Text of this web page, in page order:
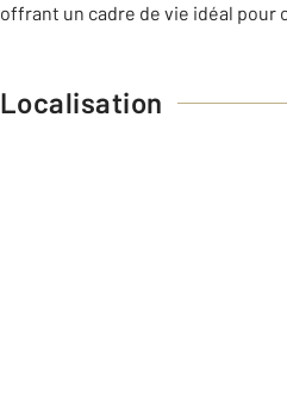
offrant un cadre de vie idéal
Localisation